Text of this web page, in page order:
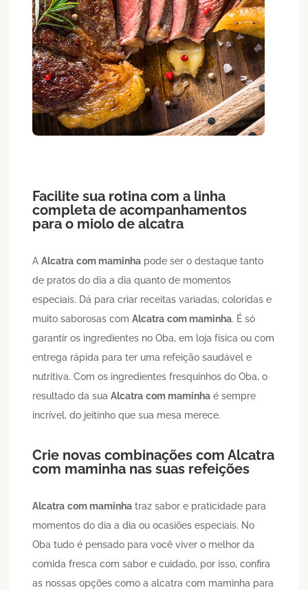
Facilite sua rotina com a linha
completa de acompanhamentos
para o miolo de alcatra
AAlcatra com maminha pode ser o destaque tanto
de pratos do dia a dia quanto de momentos
especiais. Dá para criar receitas variadas, coloridas e
muito saborosas comAlcatra com maminha. É só
garantir os ingredientes no Oba, em loja física ou com
entrega rápida para ter uma refeição saudável e
nutritiva. Com os ingredientes fresquinhos do Oba, o
resultado da suaAlcatra com maminha é sempre
incrível, do jeitinho que sua mesa merece.
Crie novas combinações comAlcatra
com maminha nas suas refeições
Alcatra com maminha traz sabor e praticidade para
momentos do dia a dia ou ocasiões especiais. No
Oba tudo é pensado para você viver o melhor da
comida fresca com sabor e cuidado, por isso, confira
as nossas opções como a alcatra com maminha para